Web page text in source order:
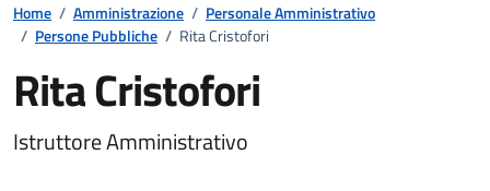
Home / Amministrazione / Personale Amministrativo
/ Persone Pubbliche / Rita Cristofori
Rita Cristofori
Istruttore Amministrativo